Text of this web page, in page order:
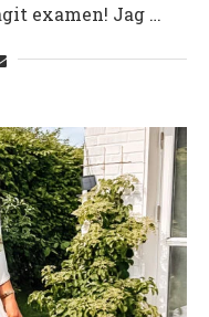
examen! Jag …